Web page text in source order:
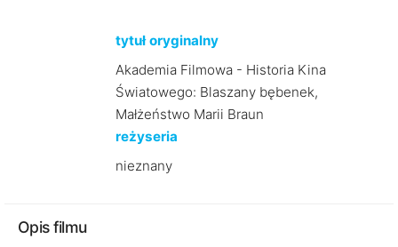
tytuł oryginalny
Akademia Filmowa - Historia Kina
Światowego: Blaszany bębenek,
Małżeństwo Marii Braun
reżyseria
nieznany
Opis filmu